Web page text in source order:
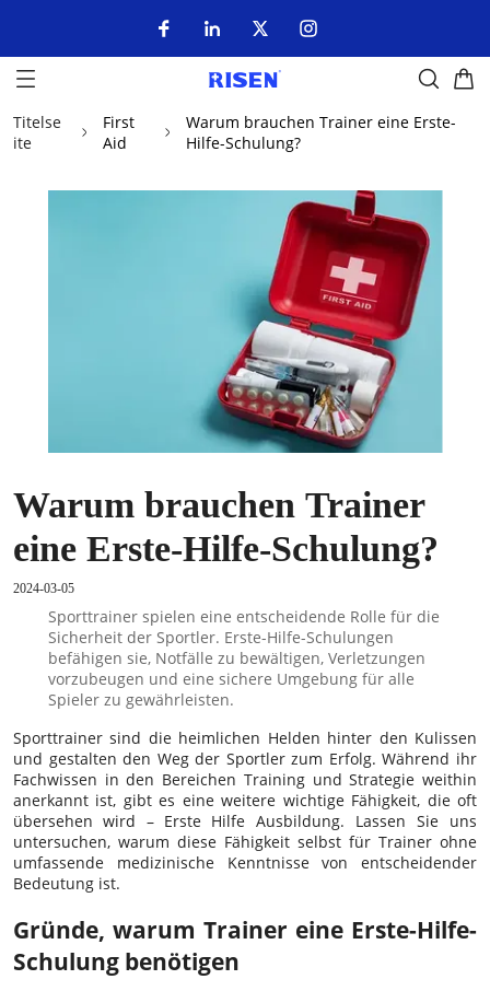
Titelse
ite
First
Aid
Warum brauchen Trainer eine Erste-
Hilfe-Schulung?
Warum brauchen Trainer
eine Erste-Hilfe-Schulung?
2024-03-05
Sporttrainer spielen eine entscheidende Rolle für die
Sicherheit der Sportler. Erste-Hilfe-Schulungen
befähigen sie, Notfälle zu bewältigen, Verletzungen
vorzubeugen und eine sichere Umgebung für alle
Spieler zu gewährleisten.
Sporttrainer sind die heimlichen Helden hinter den Kulissen
und gestalten den Weg der Sportler zum Erfolg. Während ihr
Fachwissen in den Bereichen Training und Strategie weithin
anerkannt ist, gibt es eine weitere wichtige Fähigkeit, die oft
übersehen wird – Erste Hilfe Ausbildung. Lassen Sie uns
untersuchen, warum diese Fähigkeit selbst für Trainer ohne
umfassende medizinische Kenntnisse von entscheidender
Bedeutung ist.
Gründe, warum Trainer eine Erste-Hilfe-
Schulung benötigen